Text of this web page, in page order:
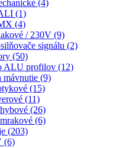
(4)
(1)
(4)
/ 230V (9)
signálu (2)
(50)
ALU profilov (12)
mávnutie (9)
(15)
(11)
(26)
(6)
(203)
(6)